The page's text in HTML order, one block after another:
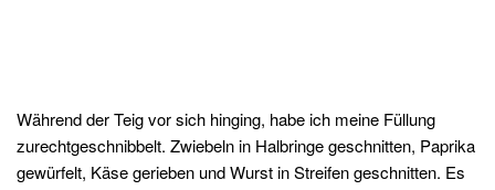
Während der Teig vor sich hinging, habe ich meine Füllung
zurechtgeschnibbelt. Zwiebeln in Halbringe geschnitten, Paprika
gewürfelt, Käse gerieben und Wurst in Streifen geschnitten. Es